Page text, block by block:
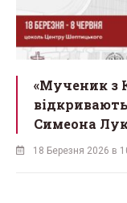
«Мученик з
Симеона
18 Березня 2026 в